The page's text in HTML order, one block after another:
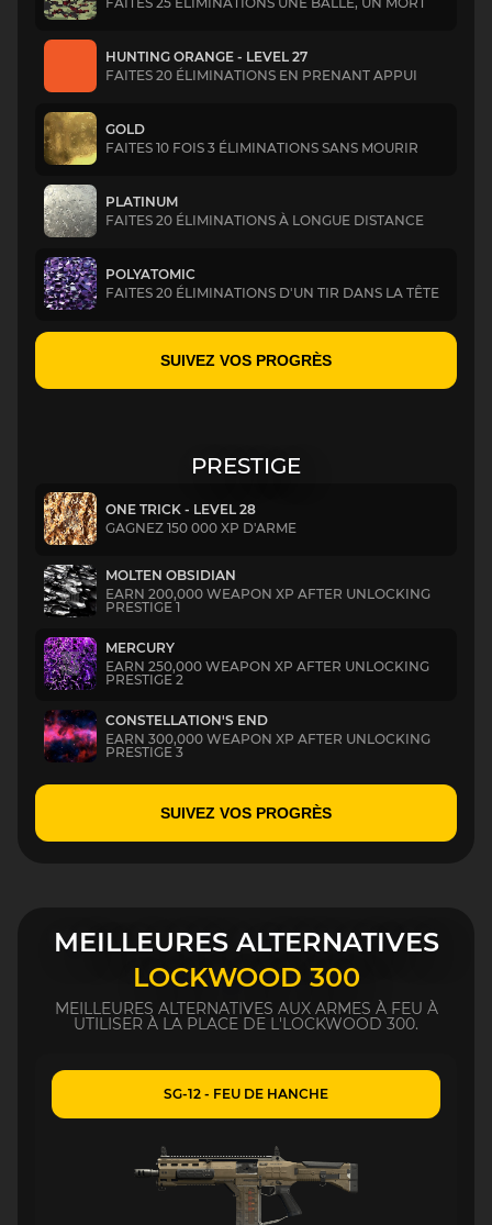
HUNTING ORANGE - LEVEL 27
FAITES 20 ÉLIMINATIONS EN PRENANT APPUI
GOLD
FAITES 10 FOIS 3 ÉLIMINATIONS SANS MOURIR
PLATINUM
FAITES 20 ÉLIMINATIONS À LONGUE DISTANCE
POLYATOMIC
FAITES 20 ÉLIMINATIONS D'UN TIR DANS LA TÊTE
SUIVEZ VOS PROGRÈS
PRESTIGE
ONE TRICK - LEVEL 28
GAGNEZ 150 000 XP D'ARME
MOLTEN OBSIDIAN
EARN 200,000 WEAPON XP AFTER UNLOCKING
PRESTIGE 1
MERCURY
EARN 250,000 WEAPON XP AFTER UNLOCKING
PRESTIGE 2
CONSTELLATION'S END
EARN 300,000 WEAPON XP AFTER UNLOCKING
PRESTIGE 3
SUIVEZ VOS PROGRÈS
MEILLEURES ALTERNATIVES
LOCKWOOD 300
MEILLEURES ALTERNATIVES AUX ARMES À FEU À
UTILISER À LA PLACE DE L'LOCKWOOD 300.
SG-12 - FEU DE HANCHE